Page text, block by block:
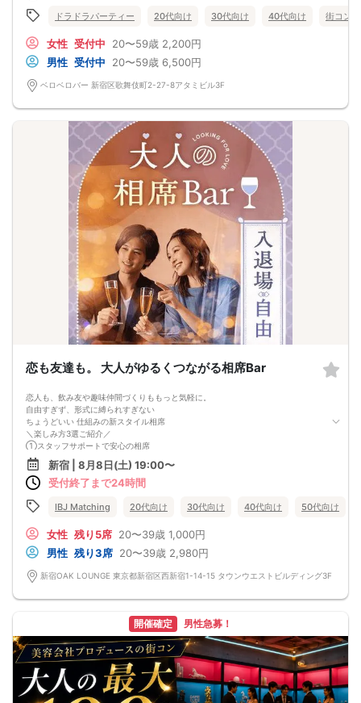
地巡礼で訪れる方も！
新宿駅からも徒歩圏内で嬉しい立地に加え、ゴージャスな店内は女性にも人気の
お店です！
今回はフリードリンク・食事付、着席スタイルでゆっくりと楽しみましょう(^_-)-
店舗特製のディナーと様々なアルコール・ソフトドリンク取り揃えております。
【アクセス】
新宿駅東口から出て歌舞伎町の【ドンキホーテ】と【東京カラオケ本舗】の間の
道を直進すると【TOHO CINEMAS東宝ビル（ゴジラホテル）】に着きます。
そこから右に曲がり少し歩いてカラオケ館の前ですぐに左に曲がります。直進す
るとホテルListoに着きます。
ホテルListoとすぐ右にあるアパホテルの間の道を歩いて最初の十字路を右に曲が
り、２件目の右手にある看板がたくさん並んでるビルの3階になります。
【キャンセルについて】
ご予約以降のキャンセルはキャンセル料を頂戴いたします。
ご予約後は理由の有無に関わらずキャンセル時キャンセル料がかかります。
ーーーーーーーーーーーーーーーーーーーーーーーー
【女性の方】予約後～イベント当日まで１５００円/当日は参加費の１００％が発
生致します(タイムセール予約・先着予約含む)
※参加費を事前払いされていた場合でも別途キャンセル料が発生致します。
【男性の方】予約後～イベント前日参加費の50％、無断キャンセル及びパーティ
ー前日20:00以降は、100％のキャンセル料を頂戴致します(タイムセール予約・先
ーーーーーーーーーーーーーーーーーーーーーーーー
キャンセル時は当社よりメールにてキャンセル料等ご案内致します。
下記指定口座にパーティー日より3日以内にご予約者名で人数分のキャンセル料金
☆☆注意☆☆
ブラックリスト登録を行い他サイトでも共有させて頂きますのでご注意ください
ませ。
お振込先 ：
銀行名:みずほ銀行
支店名:池袋支店
口座番号:普通 １９７９６３３
名義:エン（カ
(注意事項)
受付場所がわからない方やご心配な方は時間に余裕をもってお越しいただきお調
べ頂きますようお願いします
や常識がない】この様な事はもっとも異性に嫌がられますので男性の方も女性の
方も今一度お気をつけ下さいませ。
ドラドラパーティー 20代向け 30代向け 40代向け 街コン
女性 受付中 20〜59歳 2,200円
男性 受付中 20〜59歳 6,500円
ベロベロバー 新宿区歌舞伎町2-27-8アタミビル3F
恋も友達も。 大人がゆるくつながる相席Bar
恋人も、飲み友や趣味仲間づくりももっと気軽に。
自由すぎず、形式に縛られすぎない
ちょうどいい 仕組みの新スタイル相席
＼楽しみ方3選ご紹介／
①スタッフサポートで安心の相席
スタッフがちょうどいいタイミングで席替えサポート
気まずさゼロでいろんな人と話せます。
②駄菓子＆クラフトビールが楽しめる
クラフトビール全8種＋各種ドリンクが飲み放題。
第一印象だけでなく
人柄を知った上で交流できるから
信頼関係を築きやすい出会いにつながります。
新宿 | 8月8日(土) 19:00〜
受付終了まで24時間
IBJ Matching 20代向け 30代向け 40代向け 50代向け
女性 残り5席 20〜39歳 1,000円
男性 残り3席 20〜39歳 2,980円
新宿OAK LOUNGE 東京都新宿区西新宿1-14-15 タウンウエストビルディング3F
開催確定 男性急募！